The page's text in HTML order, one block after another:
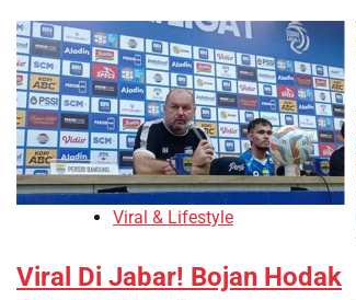
Viral & Lifestyle
Viral Di Jabar! Bojan Hodak